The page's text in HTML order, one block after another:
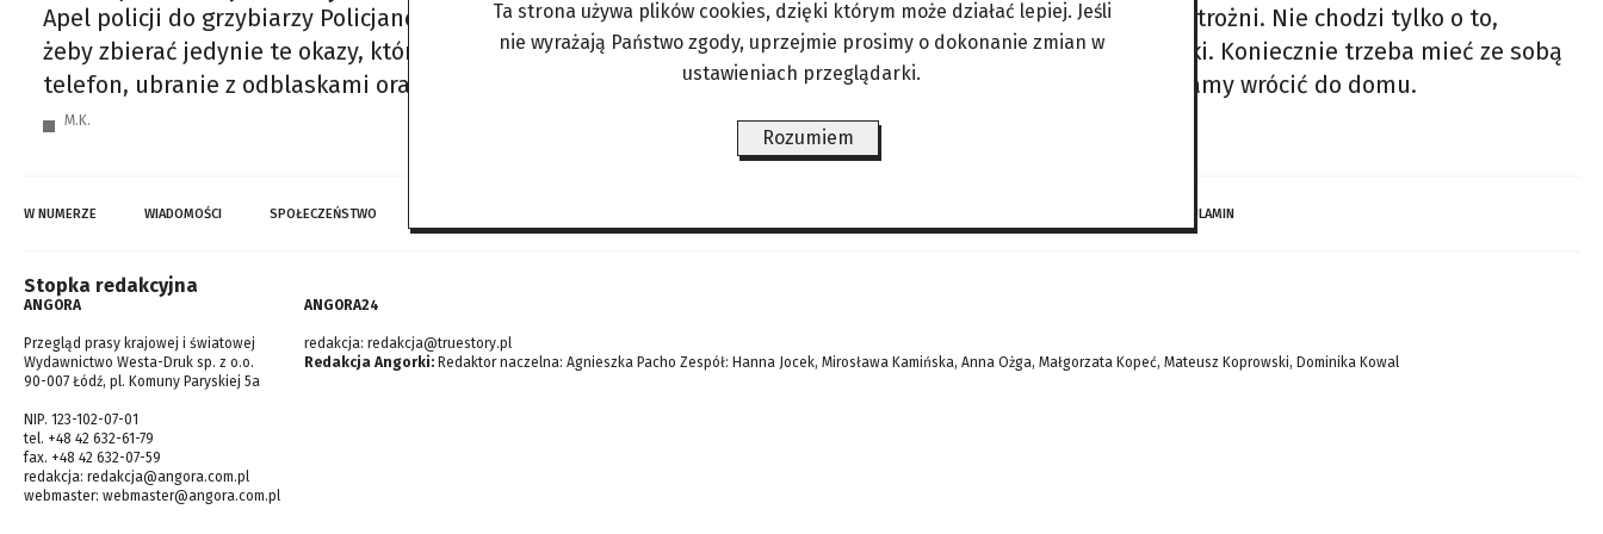
Apel policji do grzybiarzy Policjanci apelują do grzybiarzy, żeby podczas wędrówek po lasach byli bardzo ostrożni. Nie chodzi tylko o to,
żeby zbierać jedynie te okazy, które dobrze się zna, ale także o odpowiednie przygotowanie się do wycieczki. Koniecznie trzeba mieć ze sobą
telefon, ubranie z odblaskami oraz poinformować rodzinę, gdzie dokładnie się wybieramy i kiedy zamierzamy wrócić do domu.
M.K.
W NUMERZE WIADOMOŚCI SPOŁECZEŃSTWO REGULAMIN
Stopka redakcyjna
ANGORA
Przegląd prasy krajowej i światowej
Wydawnictwo Westa-Druk sp. z o.o.
90-007 Łódź, pl. Komuny Paryskiej 5a
NIP. 123-102-07-01
tel. +48 42 632-61-79
fax. +48 42 632-07-59
redakcja: redakcja@angora.com.pl
webmaster: webmaster@angora.com.pl
ANGORA24
redakcja: redakcja@truestory.pl
Redakcja Angorki: Redaktor naczelna: Agnieszka Pacho Zespół: Hanna Jocek, Mirosława Kamińska, Anna Ożga, Małgorzata Kopeć, Mateusz Koprowski, Dominika Kowal
Ta strona używa plików cookies, dzięki którym może działać lepiej. Jeśli
nie wyrażają Państwo zgody, uprzejmie prosimy o dokonanie zmian w
ustawieniach przeglądarki.
Rozumiem